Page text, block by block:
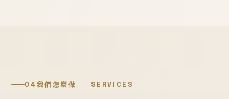
04我們怎麼做 SERVICES